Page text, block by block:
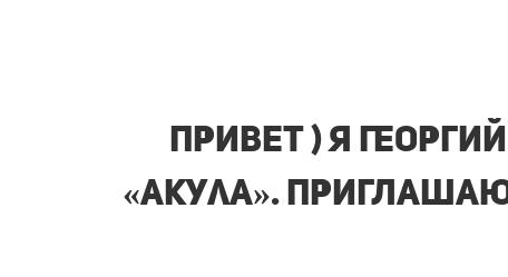
ПРИВЕТ ) Я
«Акула».